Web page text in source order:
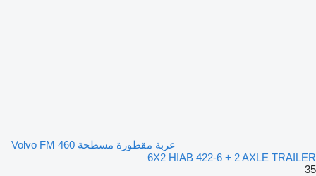
عربة مقطورة مسطحة Volvo FM 460
6X2 HIAB 422-6 + 2 AXLE TRAILER
35